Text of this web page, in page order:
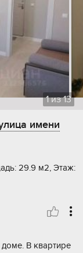
1из13
имени
29.9 м2, Этаж:
В квартире